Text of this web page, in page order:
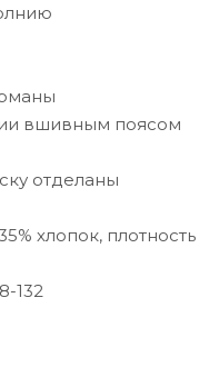
вшивным поясом
отделаны
хлопок, плотность
132